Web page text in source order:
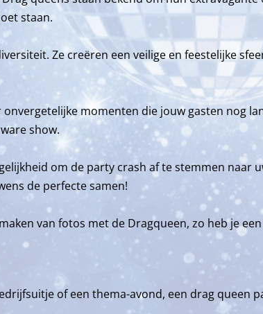
staan.
Ze creëren een veilige en feestelijke
momenten die jouw gasten nog
show.
om de party crash af te stemmen naar
de perfecte samen!
van fotos met de Dragqueen, zo heb je
of een thema-avond, een drag